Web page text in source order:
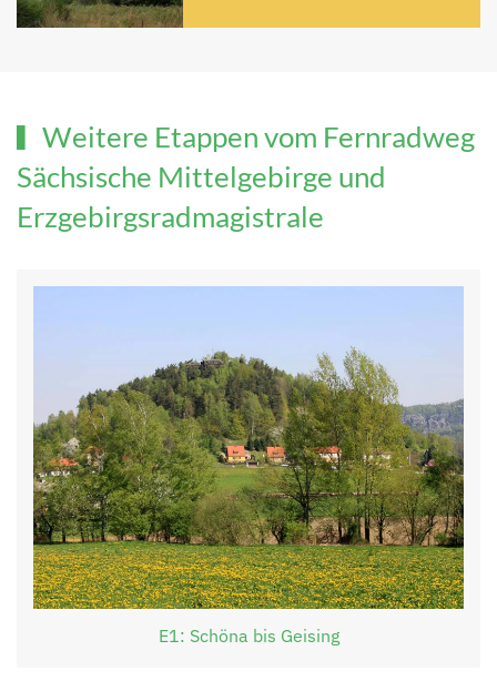
Weitere Etappen vom Fernradweg
Sächsische Mittelgebirge und
Erzgebirgsradmagistrale
E1: Schöna bis Geising